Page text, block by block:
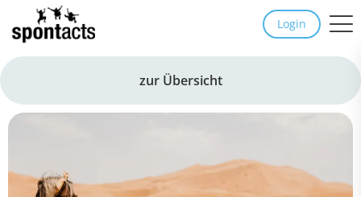
Login
zur Übersicht